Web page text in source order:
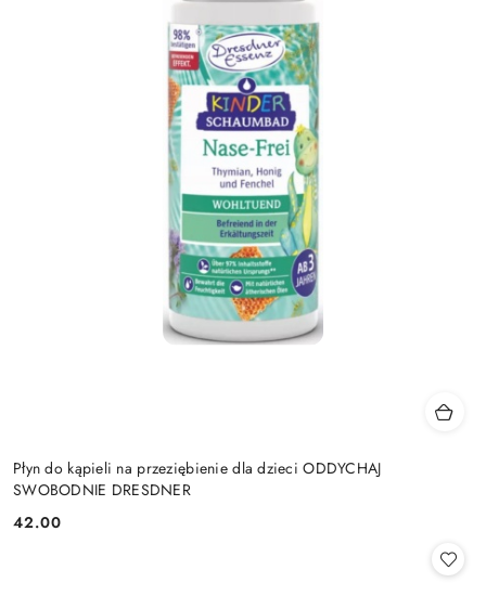
Płyn do kąpieli na przeziębienie dla dzieci ODDYCHAJ
SWOBODNIE DRESDNER
Cena:
42.00